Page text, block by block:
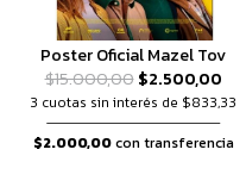
Poster Oficial Mazel Tov
$15.000,00$2.500,00
3 cuotas sin interés de $833,33
$2.000,00con transferencia